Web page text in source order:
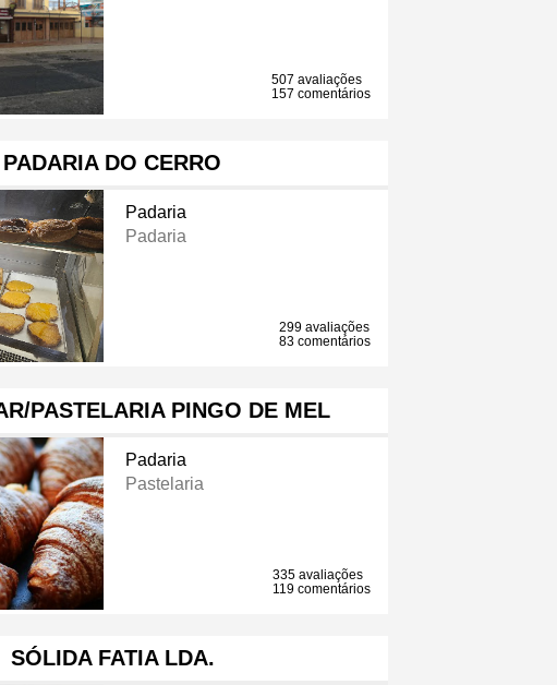
507 avaliações
157 comentários
PADARIA DO CERRO
Padaria
Padaria
299 avaliações
83 comentários
PASTELARIA PINGO DE MEL
Padaria
Pastelaria
335 avaliações
119 comentários
SÓLIDA FATIA LDA.